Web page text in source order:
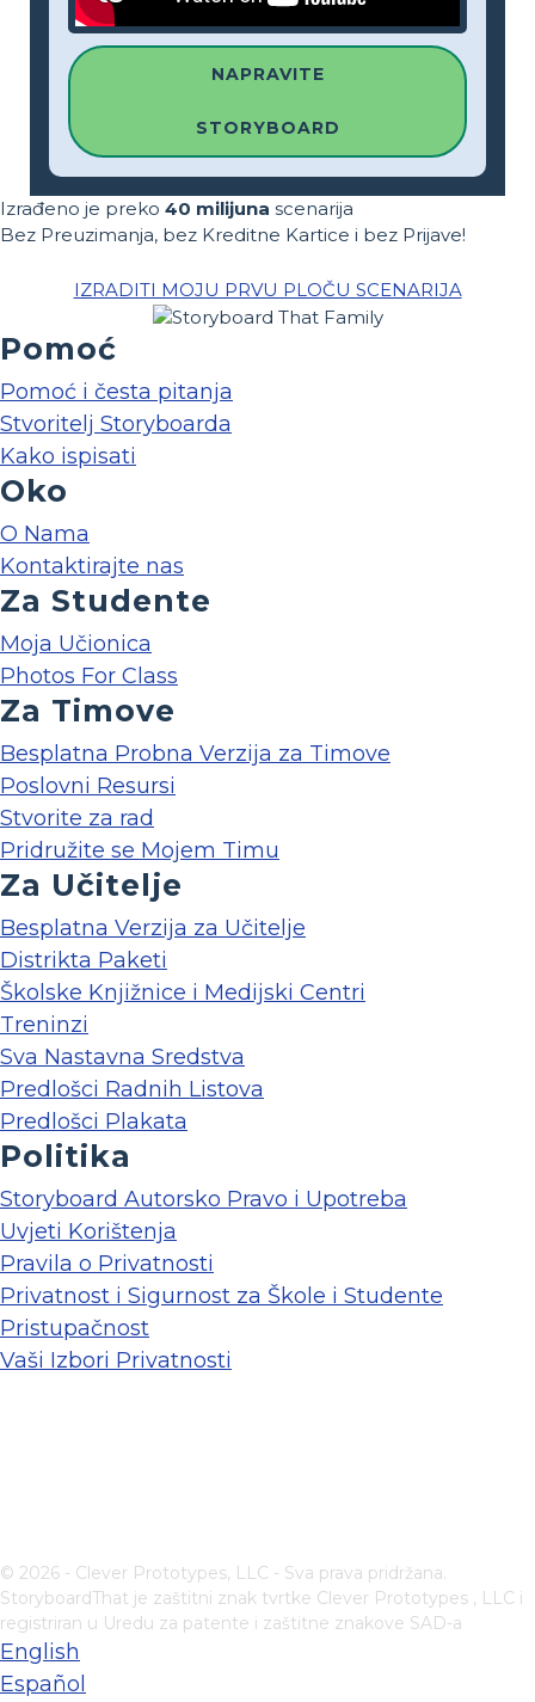
NAPRAVITE
STORYBOARD
Izrađeno je preko 40 milijuna scenarija
Bez Preuzimanja, bez Kreditne Kartice i bez Prijave!
IZRADITI MOJU PRVU PLOČU SCENARIJA
Pomoć
Pomoć i česta pitanja
Stvoritelj Storyboarda
Kako ispisati
Oko
O Nama
Kontaktirajte nas
Za Studente
Moja Učionica
Photos For Class
Za Timove
Besplatna Probna Verzija za Timove
Poslovni Resursi
Stvorite za rad
Pridružite se Mojem Timu
Za Učitelje
Besplatna Verzija za Učitelje
Distrikta Paketi
Školske Knjižnice i Medijski Centri
Treninzi
Sva Nastavna Sredstva
Predlošci Radnih Listova
Predlošci Plakata
Politika
Storyboard Autorsko Pravo i Upotreba
Uvjeti Korištenja
Pravila o Privatnosti
Privatnost i Sigurnost za Škole i Studente
Pristupačnost
Vaši Izbori Privatnosti
© 2026 - Clever Prototypes, LLC - Sva prava pridržana.
StoryboardThat je zaštitni znak tvrtke Clever Prototypes , LLC i
registriran u Uredu za patente i zaštitne znakove SAD-a
English
Español